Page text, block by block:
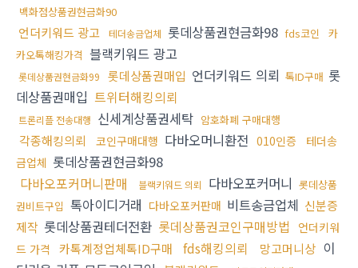
백화점상품권현금화90
언더키워드 광고 테더송금업체 롯데상품권현금화98 fds코인
카
카오톡해킹가격 블랙키워드 광고
롯데상품권현금화99 롯데상품권매입 언더키워드 의뢰 톡ID구매 롯
데상품권매입 트위터해킹의뢰
트론리플 전송대행 신세계상품권세탁 암호화폐 구매대행
각종해킹의뢰 코인구매대행 다바오머니환전 010인증
테더송
금업체 롯데상품권현금화98
다바오포커머니판매
블랙키워드 의뢰 다바오포커머니 롯데상품
권비트구입 톡아이디거래 다바오포커판매 비트송금업체 신분증
제작 롯데상품권테더전환 롯데상품권코인구매방법
언더키워
드 가격
카톡계정업체톡ID구매 fds해킹의뢰 망고머니상 이